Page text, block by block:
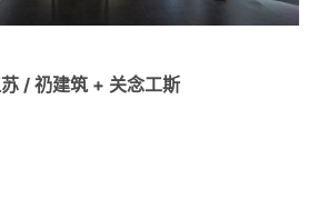
/ 礽建筑 + 关念工斯